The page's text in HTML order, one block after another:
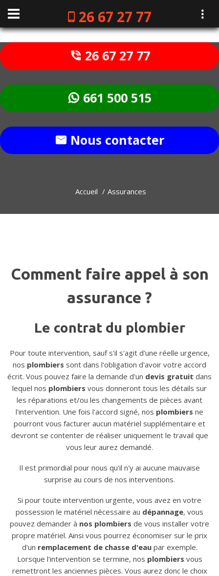
26 67 27 77
26 67 27 77
661 500 515
Nous contacter
Accueil Assurances
Comment faire appel à son
assurance ?
Le contrat du plombier
Pour toute intervention, sauf s'il s'agit d'une réelle urgence,
nos plombiers sont dans l'obligation d'avoir votre accord
écrit. Vous pouvez faire la demande d'un devis gratuit dans
lequel nos plombiers vous donneront tous les détails sur
les réparations et/ou les changements de pièces avant
l'intervention. Une fois l'accord signé, nos plombiers ne
pourront vous facturer aucun matériel supplémentaire et
devront se contenter de réaliser uniquement le travail que
vous leur aurez demandé.
Il est primordial pour nous qu'il n'y ai aucune mauvaise
surprise au cours de nos interventions.
Si pour toute intervention urgente, vous avez en votre
possession le matériel nécessaire au dépannage, vous
pouvez demander à nos plombiers de vous installer votre
propre matériel. Ainsi vous pourrez économiser sur le prix
d'un remplacement de chasse d'eaupar exemple.
Lorsque l'intervention se termine, nos plombiers vous
remettront les anciennes pièces. Vous aurez donc le choix